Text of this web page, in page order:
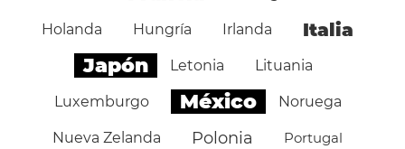
Holanda Hungría Irlanda Italia
Japón Letonia Lituania
Luxemburgo México Noruega
Nueva Zelanda Polonia Portugal